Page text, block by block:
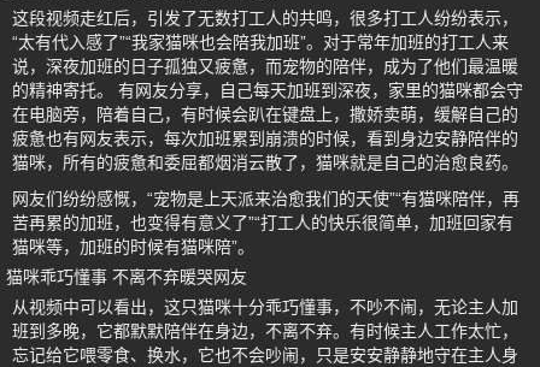
这段视频走红后，引发了无数打工人的共鸣，很多打工人纷纷表示，
“太有代入感了”“我家猫咪也会陪我加班”。对于常年加班的打工人来
说，深夜加班的日子孤独又疲惫，而宠物的陪伴，成为了他们最温暖
的精神寄托。 有网友分享，自己每天加班到深夜，家里的猫咪都会守
在电脑旁，陪着自己，有时候会趴在键盘上，撒娇卖萌，缓解自己的
疲惫也有网友表示，每次加班累到崩溃的时候，看到身边安静陪伴的
猫咪，所有的疲惫和委屈都烟消云散了，猫咪就是自己的治愈良药。
网友们纷纷感慨，“宠物是上天派来治愈我们的天使”“有猫咪陪伴，再
苦再累的加班，也变得有意义了”“打工人的快乐很简单，加班回家有
猫咪等，加班的时候有猫咪陪”。
猫咪乖巧懂事 不离不弃暖哭网友
从视频中可以看出，这只猫咪十分乖巧懂事，不吵不闹，无论主人加
班到多晚，它都默默陪伴在身边，不离不弃。有时候主人工作太忙，
忘记给它喂零食、换水，它也不会吵闹，只是安安静静地守在主人身